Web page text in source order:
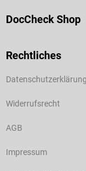
DocCheck Shop
Rechtliches
Datenschutzerklärung
Widerrufsrecht
AGB
Impressum